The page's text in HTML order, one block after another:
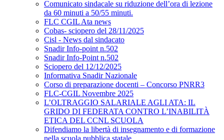
Comunicato sindacale su riduzione dell’ora di lezione
da 60 minuti a 50/55 minuti.
FLC CGIL Ata news
Cobas- sciopero del 28/11/2025
Cisl - News dal sindacato
Snadir Info-point n.502
Snadir Info-Point n.502
Sciopero del 12/12/2025
Informativa Snadir Nazionale
Corso di preparazione docenti – Concorso PNRR3
FLC-CGIL Novembre 2025
L’OLTRAGGIO SALARIALE AGLI ATA: IL
GRIDO DI FEDERATA CONTRO L’INABILITÀ
ETICA DEL CCNL SCUOLA
Difendiamo la libertà di insegnamento e di formazione